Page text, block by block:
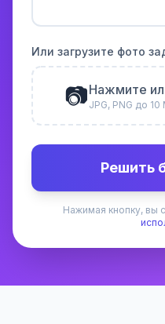
Или загрузите фото
📷Нажмите
JPG, PNG до 10
Решить
Нажимая кнопку, вы